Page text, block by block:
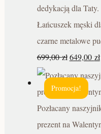
Łańcuszek męski
czarne metalowe
699,00zł 649,00 zł
Promocja!
Pozłacany
prezent na